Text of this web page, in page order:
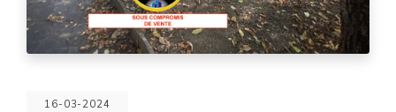
16-03-2024